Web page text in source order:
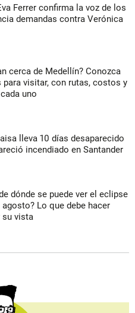
Ferrer confirma la voz de los
demandas contra Verónica
cerca de Medellín? Conozca
para visitar, con rutas, costos y
uno
lleva 10 días desaparecido
incendiado en Santander
dónde se puede ver el eclipse
Lo que debe hacer
su vista